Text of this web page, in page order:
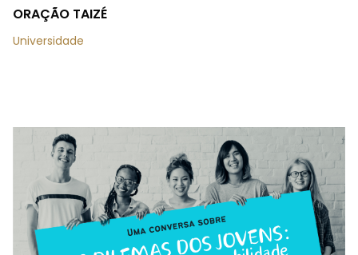
ORAÇÃO TAIZÉ
Universidade